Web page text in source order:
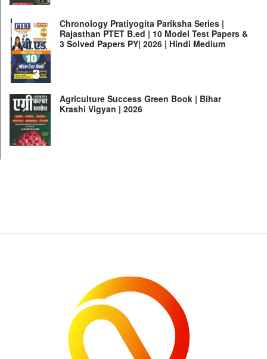
Chronology Pratiyogita Pariksha Series |
Rajasthan PTET B.ed | 10 Model Test Papers &
3 Solved Papers PY| 2026 | Hindi Medium
Agriculture Success Green Book | Bihar
Krashi Vigyan | 2026